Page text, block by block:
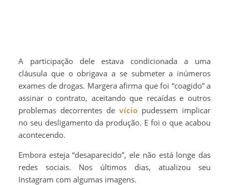
A participação dele estava condicionada a uma
cláusula que o obrigava a se submeter a inúmeros
exames de drogas. Margera afirma que foi “coagido” a
assinar o contrato, aceitando que recaídas e outros
problemas decorrentes de vício pudessem implicar
no seu desligamento da produção. E foi o que acabou
acontecendo.
Embora esteja “desaparecido”, ele não está longe das
redes sociais. Nos últimos dias, atualizou seu
Instagram com algumas imagens.